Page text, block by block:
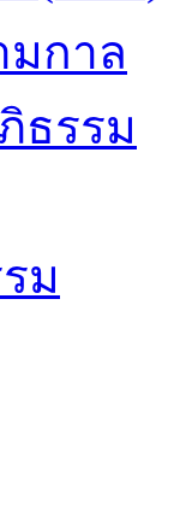
กาล
ธรรม
ม